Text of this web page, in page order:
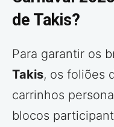
de Takis?
Para garantir os
Takis, os foliões
carrinhos
blocos